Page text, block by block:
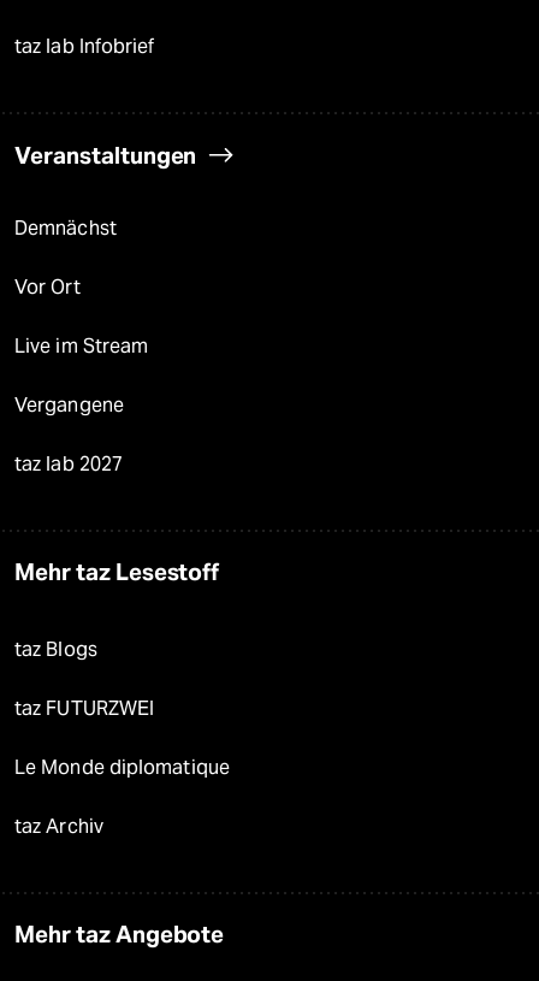
taz lab Infobrief
Veranstaltungen
Demnächst
Vor Ort
Live im Stream
Vergangene
taz lab 2027
Mehr taz Lesestoff
taz Blogs
taz FUTURZWEI
Le Monde diplomatique
taz Archiv
Mehr taz Angebote